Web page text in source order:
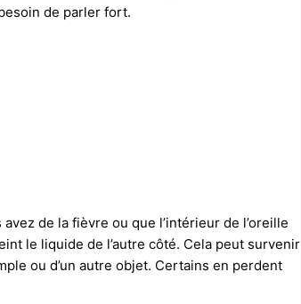
de parler fort.
de la fièvre ou que l’intérieur de l’oreille
le liquide de l’autre côté. Cela peut survenir
ou d’un autre objet. Certains en perdent